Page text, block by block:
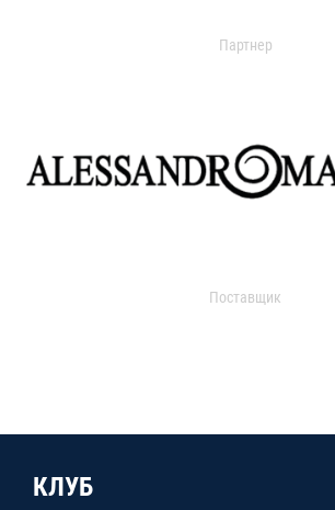
Партнер
Поставщик
КЛУБ